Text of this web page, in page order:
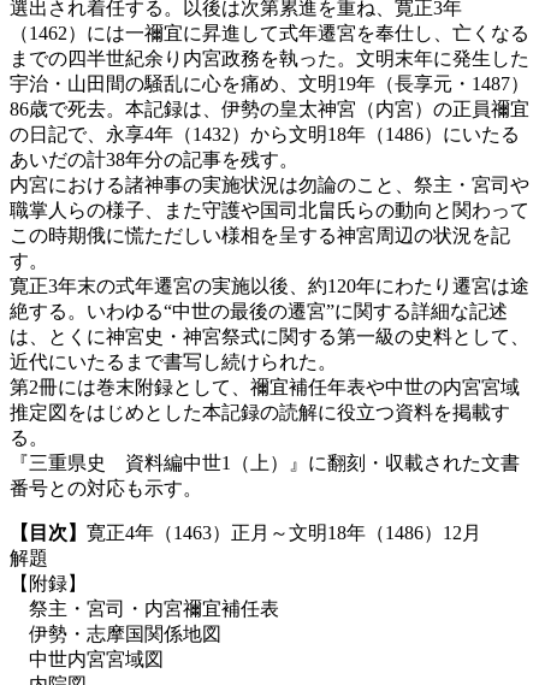
選出され着任する。以後は次第累進を重ね、寛正3年
（1462）には一禰宜に昇進して式年遷宮を奉仕し、亡くなる
までの四半世紀余り内宮政務を執った。文明末年に発生した
宇治・山田間の騒乱に心を痛め、文明19年（長享元・1487）
86歳で死去。本記録は、伊勢の皇太神宮（内宮）の正員禰宜
の日記で、永享4年（1432）から文明18年（1486）にいたる
あいだの計38年分の記事を残す。
内宮における諸神事の実施状況は勿論のこと、祭主・宮司や
職掌人らの様子、また守護や国司北畠氏らの動向と関わって
この時期俄に慌ただしい様相を呈する神宮周辺の状況を記
す。
寛正3年末の式年遷宮の実施以後、約120年にわたり遷宮は途
絶する。いわゆる“中世の最後の遷宮”に関する詳細な記述
は、とくに神宮史・神宮祭式に関する第一級の史料として、
近代にいたるまで書写し続けられた。
第2冊には巻末附録として、禰宜補任年表や中世の内宮宮域
推定図をはじめとした本記録の読解に役立つ資料を掲載す
る。
『三重県史 資料編中世1（上）』に翻刻・収載された文書
番号との対応も示す。
【目次】 寛正4年（1463）正月～文明18年（1486）12月
解題
【附録】
祭主・宮司・内宮禰宜補任表
伊勢・志摩国関係地図
中世内宮宮域図